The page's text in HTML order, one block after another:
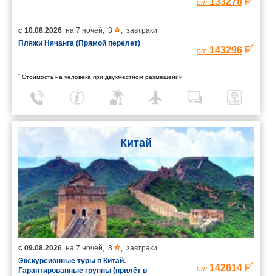
от
с 10.08.2026 на 7 ночей, 3 , завтраки
Пляжи Нячанга (Прямой перелет)
от 143296 *
* Стоимость на человека при двухместном размещении
Китай
с 09.08.2026 на 7 ночей, 3 , завтраки
Экскурсионные туры в Китай.
Гарантированные группы (прилёт в
от 142614 *